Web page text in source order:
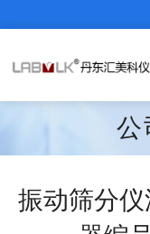
公
振动筛分